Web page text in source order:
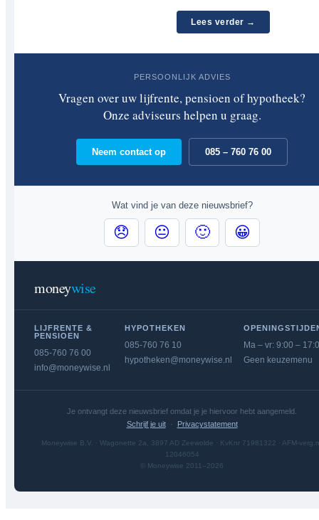
Lees verder →
PERSOONLIJK ADVIES
Vragen over uw lijfrente, pensioen of hypotheek?
Onze adviseurs helpen u graag.
Neem contact op 085 – 760 76 00
Wat vind je van deze nieuwsbrief?
😞 😐 🙂 😀
moneywise
LIJFRENTE &
PENSIOEN
085-760 76 00
info@moneywise.nl
HYPOTHEKEN
085-760 76 10
hypotheken@moneywise.nl
Ma – vr: 9:00 –
Geen keuzemenu
Je ontvangt deze nieuwsbrief omdat je je hiervoor hebt aangemeld.
Schrijf je uit· Privacystatement
Moneywise B.V. · Wagonette 2a, 3897 AD Zeewolde · KvKnr 71981322 · AFM-
12046054
© Moneywise 2011–2026